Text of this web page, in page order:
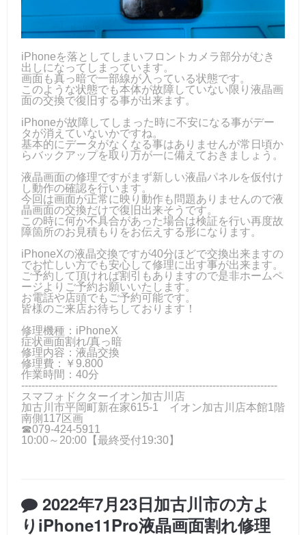
iPhoneを落としてしまいフロントカメラ部分がむき
出しになってしまっています。
画面も真っ暗で一部線が入っている状態です。
このような状態でも本体が故障していない限り液晶画
面の交換で復旧する事が出来ます。
iPhoneが故障してしまった時に不安になる事がデー
タが消えていないかですね。
基本的にデータがなくなる事はありませんが常日頃か
らバックアップを取り万が一に備えておきましょう。
液晶画面の修理ですがまず新しい液晶パネルを仮付け
し動作の確認を行います。
今回は画面が正常に映り動作も問題ありませんので液
晶画面の交換だけで復旧出来そうです。
この時に何か不具合があった場合は検証を行い再度故
障箇所のお見積もりをお伝えする形になります。
iPhoneXの液晶交換ですが40分ほどで交換出来ますの
でお忙しい方でも安心して修理に出す事が出来ます。
ご予約して頂ければ割引もありますので是非ホームペ
ージよりご予約お願いいたします。
お電話や店頭でもご予約可能です。
皆様のご来店お待ちしております！
修理機種：iPhoneX
症状画面割れ/真っ暗
修理内容：液晶交換
修理費：￥9.800
作業時間：40分
---------------------------------------------------------------------------
スマフォドクターイオン加古川店
加古川市平岡町新在家615-1 イオン加古川店本館1階
南側117区画
☎079-424‐5911
10:00～20:00【最終受付19:30】
2022年7月23日加古川市の方よ
りiPhone11Pro液晶画面割れ修理